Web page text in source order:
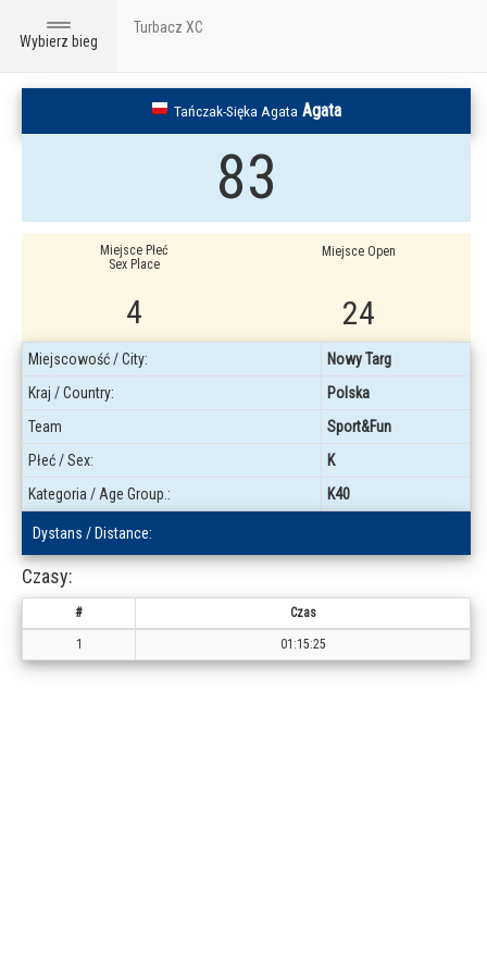
Toggle
navigation
Wybierz bieg
Turbacz XC
Tańczak-Sięka Agata Agata
83
Miejsce Płeć
Sex Place
4
Miejsce Open
24
Miejscowość / City:
Nowy Targ
Kraj / Country:
Polska
Team
Sport&Fun
Płeć / Sex:
K
Kategoria / Age Group.:
K40
Dystans / Distance:
Czasy:
# Czas
1 01:15:25